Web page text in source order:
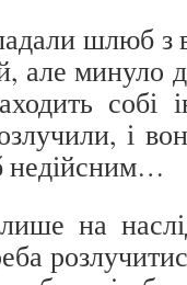
шлюб з
але минуло
і
недійсним…
на